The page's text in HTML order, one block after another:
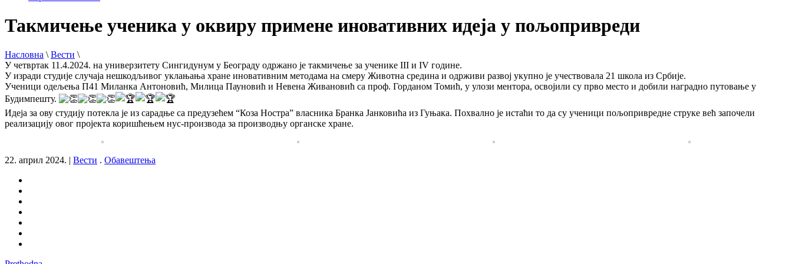
Такмичење ученика у оквиру примене иновативних идеја у пољопривреди
Насловна \ Вести \
У четвртак 11.4.2024. на универзитету Сингидунум у Београду одржано је такмичење за ученике III и IV године.
У изради студије случаја нешкодљивог уклањања хране иновативним методама на смеру Животна средина и одрживи развој укупно је учествовала 21 школа из Србије.
Ученици одељења П41 Миланка Антоновић, Милица Пауновић и Невена Живановић са проф. Горданом Томић, у улози ментора, освојили су прво место и добили наградно путовање у
Будимпешту.
Идеја за ову студију потекла је из сарадње са предузећем “Коза Ностра” власника Бранка Јанковића из Гуњака. Похвално је истаћи то да су ученици пољопривредне струке већ започели
реализацију овог пројекта коришћењем нус-производа за производњу органске хране.
22. април 2024. | Вести . Обавештења